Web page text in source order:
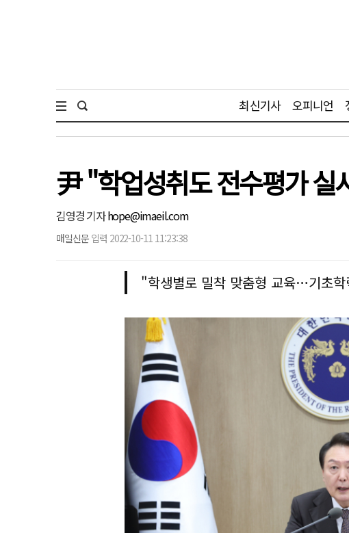
최신기사 오피니언
尹 "학업성취도 전수평가 실
김영경 기자hope@imaeil.com
매일신문 입력 2022-10-11 11:23:38
"학생별로 밀착 맞춤형 교육…기초